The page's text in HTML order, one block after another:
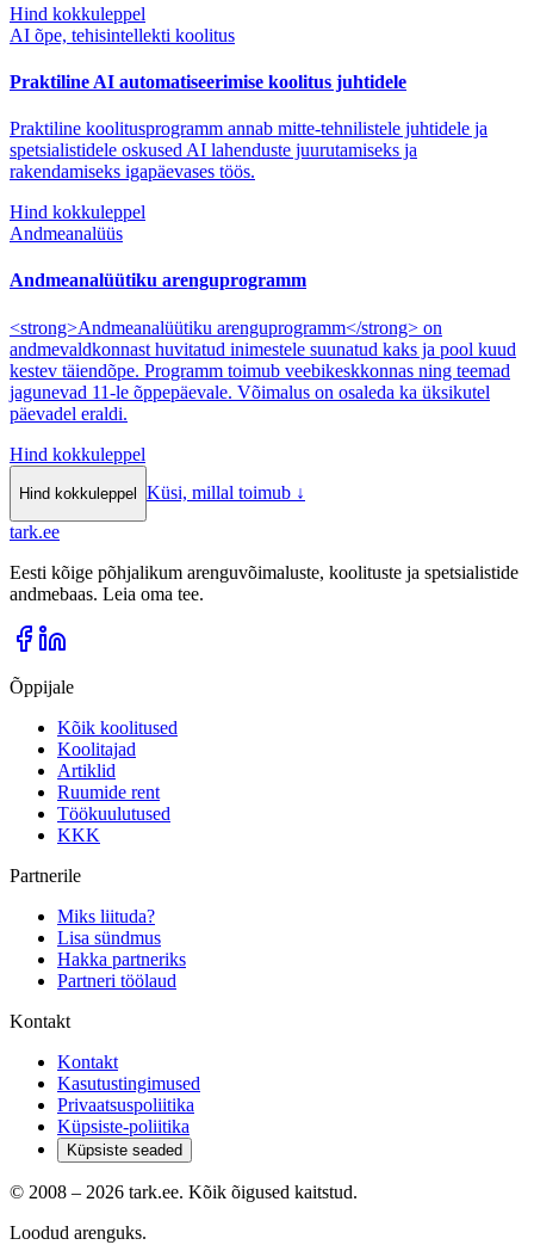
Hind kokkuleppel
AI õpe, tehisintellekti koolitus
Praktiline AI automatiseerimise koolitus juhtidele
Praktiline koolitusprogramm annab mitte-tehnilistele juhtidele ja
spetsialistidele oskused AI lahenduste juurutamiseks ja
rakendamiseks igapäevases töös.
Hind kokkuleppel
Andmeanalüüs
Andmeanalüütiku arenguprogramm
<strong>Andmeanalüütiku arenguprogramm</strong> on
andmevaldkonnast huvitatud inimestele suunatud kaks ja pool kuud
kestev täiendõpe. Programm toimub veebikeskkonnas ning teemad
jagunevad 11-le õppepäevale. Võimalus on osaleda ka üksikutel
päevadel eraldi.
Hind kokkuleppel
Hind kokkuleppel Küsi, millal toimub ↓
tark.ee
Eesti kõige põhjalikum arenguvõimaluste, koolituste ja spetsialistide
andmebaas. Leia oma tee.
Õppijale
Kõik koolitused
Koolitajad
Artiklid
Ruumide rent
Töökuulutused
KKK
Partnerile
Miks liituda?
Lisa sündmus
Hakka partneriks
Partneri töölaud
Kontakt
Kontakt
Kasutustingimused
Privaatsuspoliitika
Küpsiste-poliitika
Küpsiste seaded
© 2008 – 2026 tark.ee. Kõik õigused kaitstud.
Loodud arenguks.